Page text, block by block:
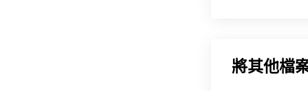
的 50% 到
將其他檔